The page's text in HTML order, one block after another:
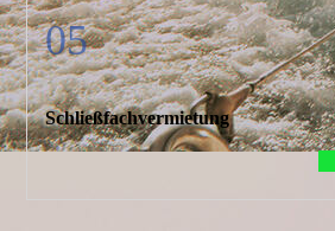
05
Schließfachvermietung